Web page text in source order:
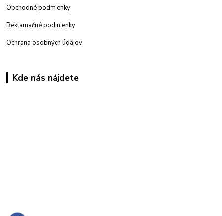
Obchodné podmienky
Reklamačné podmienky
Ochrana osobných údajov
Kde nás nájdete